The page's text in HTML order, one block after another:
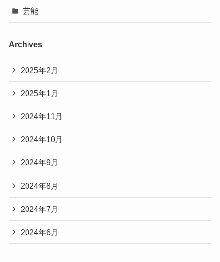
芸能
Archives
2025年2月
2025年1月
2024年11月
2024年10月
2024年9月
2024年8月
2024年7月
2024年6月